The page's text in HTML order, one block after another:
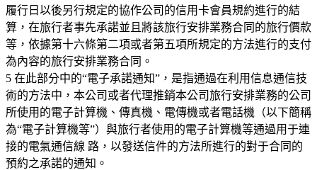
履行日以後另行規定的協作公司的信用卡會員規約進行的結
算，在旅行者事先承諾並且將該旅行安排業務合同的旅行價款
等，依據第十六條第二項或者第五項所規定的方法進行的支付
為內容的旅行安排業務合同。
5 在此部分中的“電子承諾通知”，是指通過在利用信息通信技
術的方法中，本公司或者代理推銷本公司旅行安排業務的公司
所使用的電子計算機、傳真機、電傳機或者電話機（以下簡稱
為“電子計算機等”）與旅行者使用的電子計算機等通過用于連
接的電氣通信線 路，以發送信件的方法所進行的對于合同的
預約之承諾的通知。